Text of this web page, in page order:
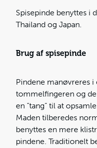
Spisepinde benyttes i
Thailand og Japan.
Brug af spisepinde
Pindene manøvreres
tommelfingeren og
en ”tang” til at
Maden tilberedes
benyttes en mere
pindene. Traditionelt